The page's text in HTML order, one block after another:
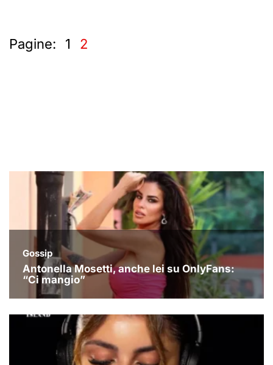
Pagine: 1 2